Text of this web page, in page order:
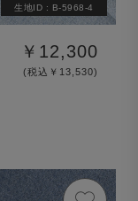
生地ID : B-5968-4
￥12,300
(税込￥13,530)